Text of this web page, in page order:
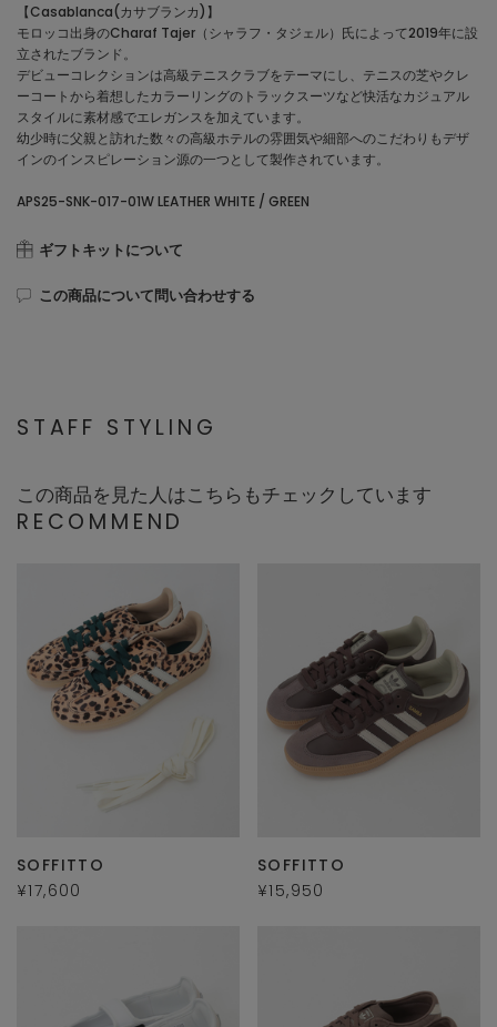
【Casablanca(カサブランカ)】
モロッコ出身のCharaf Tajer（シャラフ・タジェル）氏によって2019年に設
立されたブランド。
デビューコレクションは高級テニスクラブをテーマにし、テニスの芝やクレ
ーコートから着想したカラーリングのトラックスーツなど快活なカジュアル
スタイルに素材感でエレガンスを加えています。
幼少時に父親と訪れた数々の高級ホテルの雰囲気や細部へのこだわりもデザ
インのインスピレーション源の一つとして製作されています。
APS25-SNK-017-01W LEATHER WHITE / GREEN
ギフトキットについて
この商品について問い合わせする
STAFF STYLING
この商品を見た人はこちらもチェックしています
RECOMMEND
SOFFITTO
¥17,600
SOFFITTO
¥15,950